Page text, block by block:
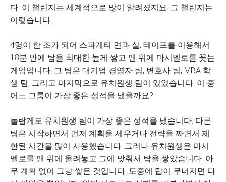
다. 이 챌린지는 세계적으로 많이 알려졌지요. 그 챌린지는
이렇습니다.
4명이 한 조가 되어 스파게티 면과 실, 테이프를 이용해서
18분 안에 탑을 최대한 높게 쌓고 맨 위에 마시멜로를 꽂는
게임입니다. 그 팀은 대기업 경영자 팀, 변호사 팀, MBA 학
생 팀, 그리고 마지막으로 유치원생 팀이 있었습니다. 이 중
어느 그룹이 가장 좋은 성적을 냈을까요?
놀랍게도 유치원생 팀이 가장 좋은 성적을 냈습니다. 다른
팀은 시작하면서 먼저 계획을 세우거나 전략을 짜면서 제
한된 시간을 많이 사용했습니다. 그러나 유치원생은 마시
멜로를 맨 위에 올려놓고 그에 맞춰서 탑을 쌓았습니다. 아
무 계획 없이 그냥 쌓은 것입니다. 도중에 탑이 무너지면 다